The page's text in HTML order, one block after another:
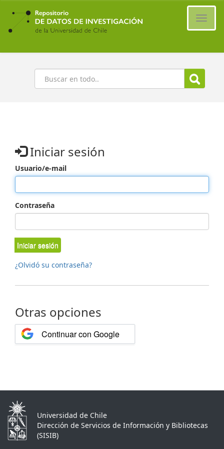
Ir
contenido
principal
Buscar
Iniciar sesión
Usuario/e-mail
Contraseña
Iniciar sesión
¿Olvidó su contraseña?
Otras opciones
Continuar con Google
Universidad de Chile
Dirección de Servicios de Información y Bibliotecas
(SISIB)